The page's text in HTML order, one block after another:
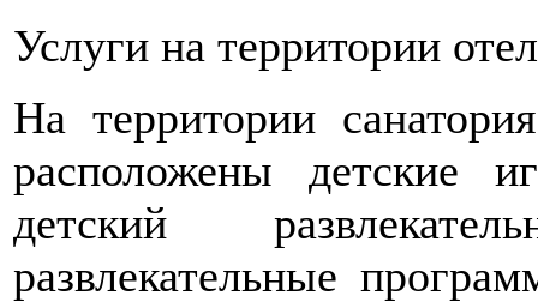
Услуги на территории
На территории
расположены детские
детский
развлекательные